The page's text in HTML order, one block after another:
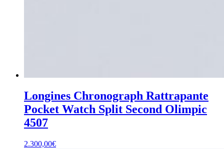
Longines Chronograph Rattrapante
Pocket Watch Split Second Olimpic
4507
2.300,00€